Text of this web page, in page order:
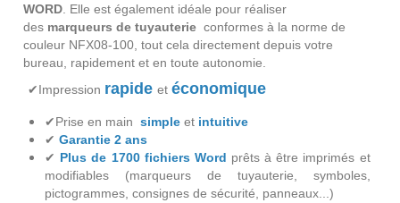
WORD . Elle est également idéale pour réaliser
des marqueurs de tuyauterie conformes à la norme de
couleur NFX08-100, tout cela directement depuis votre
bureau, rapidement et en toute autonomie.
✔Impression rapideetéconomique
✔Prise en mainsimpleet intuitive
✔Garantie 2 ans
✔ Plus de 1700 fichiers Word prêts à être imprimés et
modifiables
(marqueurs de tuyauterie, symboles,
pictogrammes, consignes de sécurité, panneaux...)